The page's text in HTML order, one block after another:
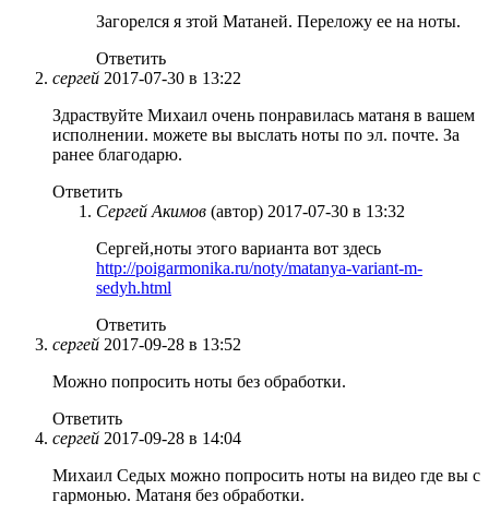
Загорелся я зтой Матаней. Переложу ее на ноты.
Ответить
сергей 2017-07-30 в 13:22
Здраствуйте Михаил очень понравилась матаня в вашем
исполнении. можете вы выслать ноты по эл. почте. За
ранее благодарю.
Ответить
Сергей Акимов (автор) 2017-07-30 в 13:32
Сергей,ноты этого варианта вот здесь
http://poigarmonika.ru/noty/matanya-variant-m-
sedyh.html
Ответить
сергей 2017-09-28 в 13:52
Можно попросить ноты без обработки.
Ответить
сергей 2017-09-28 в 14:04
Михаил Седых можно попросить ноты на видео где вы с
гармонью. Матаня без обработки.